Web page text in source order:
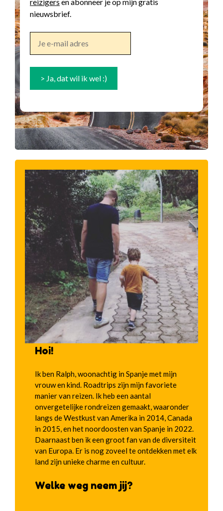
nieuwsbrief.
Hoi!
Ik ben Ralph, woonachtig in Spanje met mijn
vrouw en kind. Roadtrips zijn mijn favoriete
manier van reizen. Ik heb een aantal
onvergetelijke rondreizen gemaakt, waaronder
langs de Westkust van Amerika in 2014, Canada
in 2015, en het noordoosten van Spanje in 2022.
Daarnaast ben ik een groot fan van de diversiteit
van Europa. Er is nog zoveel te ontdekken met elk
land zijn unieke charme en cultuur.
Welke weg neem jij?